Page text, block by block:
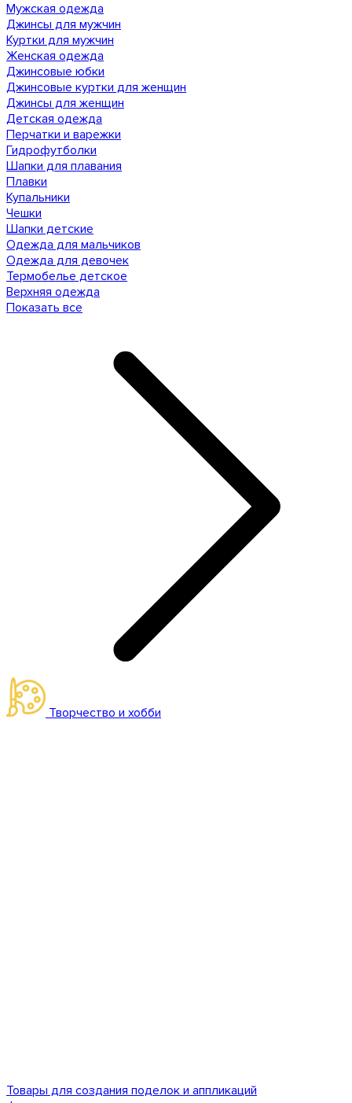
Мужская одежда
Джинсы для мужчин
Куртки для мужчин
Женская одежда
Джинсовые юбки
Джинсовые куртки для женщин
Джинсы для женщин
Детская одежда
Перчатки и варежки
Гидрофутболки
Шапки для плавания
Плавки
Купальники
Чешки
Шапки детские
Одежда для мальчиков
Одежда для девочек
Термобелье детское
Верхняя одежда
Показать все
Творчество и хобби
Товары для создания поделок и аппликаций